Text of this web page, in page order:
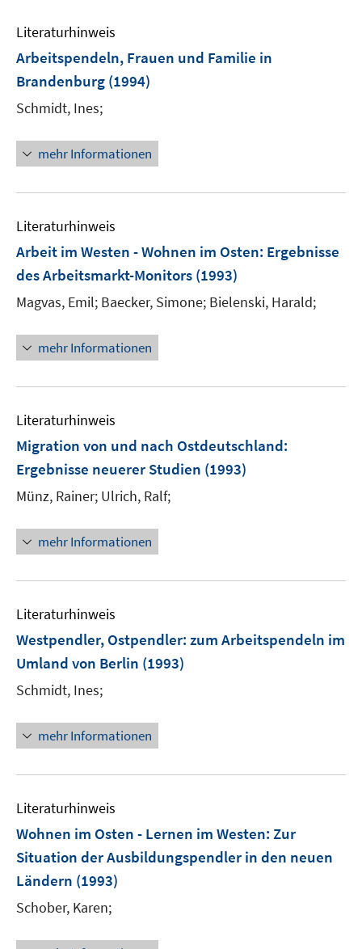
e
e
Literaturhinweis
Arbeitspendeln, Frauen und Familie in
Brandenburg (1994)
Schmidt, Ines;
mehr Informationen
Literaturhinweis
Arbeit im Westen - Wohnen im Osten: Ergebnisse
des Arbeitsmarkt-Monitors (1993)
Magvas, Emil; Baecker, Simone; Bielenski, Harald;
mehr Informationen
Literaturhinweis
Migration von und nach Ostdeutschland:
Ergebnisse neuerer Studien (1993)
Münz, Rainer; Ulrich, Ralf;
mehr Informationen
Literaturhinweis
Westpendler, Ostpendler: zum Arbeitspendeln im
Umland von Berlin (1993)
Schmidt, Ines;
mehr Informationen
Literaturhinweis
Wohnen im Osten - Lernen im Westen: Zur
Situation der Ausbildungspendler in den neuen
Ländern (1993)
Schober, Karen;